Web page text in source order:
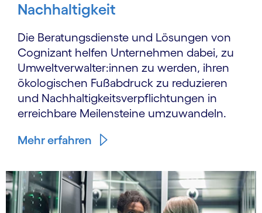
Nachhaltigkeit
Die Beratungsdienste und Lösungen von
Cognizant helfen Unternehmen dabei, zu
Umwelt­verwal­ter:innen zu werden, ihren
ökologischen Fußabdruck zu reduzieren
und Nach­haltigkeits­verpflichtungen in
erreichbare Meilensteine umzuwandeln.
Mehr erfahren